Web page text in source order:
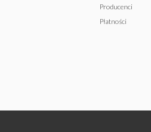
Producenci
Płatności